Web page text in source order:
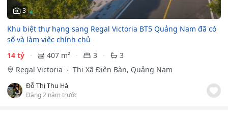
3
Khu biệt thự hạng sang Regal Victoria BT5 Quảng Nam đã có
sổ và làm việc chính chủ
14 tỷ
407 m² 3
3
Regal Victoria
Thị Xã Điện Bàn, Quảng Nam
Đỗ Thị Thu Hà
Đăng 2 năm trước